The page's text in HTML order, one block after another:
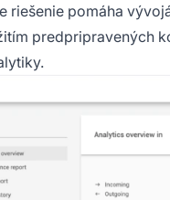
riešenie pomáha
predpripravených